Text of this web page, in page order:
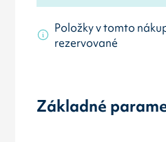
Položky v tomto
rezervované
Základné